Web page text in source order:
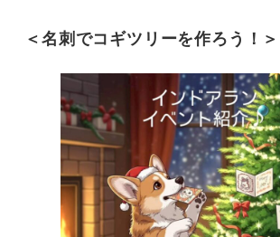
＜名刺でコギツリーを作ろう！＞